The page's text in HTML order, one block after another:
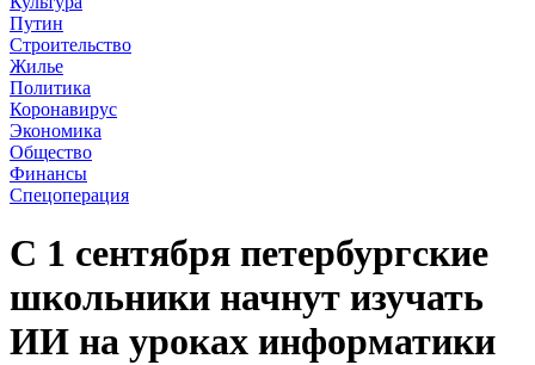
Путин
Строительство
Жилье
Политика
Коронавирус
Экономика
Общество
Финансы
Спецоперация
С 1 сентября петербургские
школьники начнут изучать
ИИ на уроках информатики